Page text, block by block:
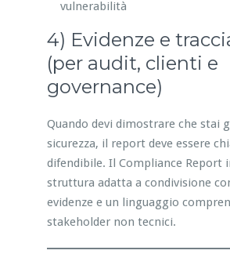
vulnerabilità
4) Evidenze e
(per audit, clienti e
governance)
Quando devi dimostrare che stai
sicurezza, il report deve essere
difendibile. Il Compliance Report
struttura adatta a condivisione
evidenze e un linguaggio
stakeholder non tecnici.